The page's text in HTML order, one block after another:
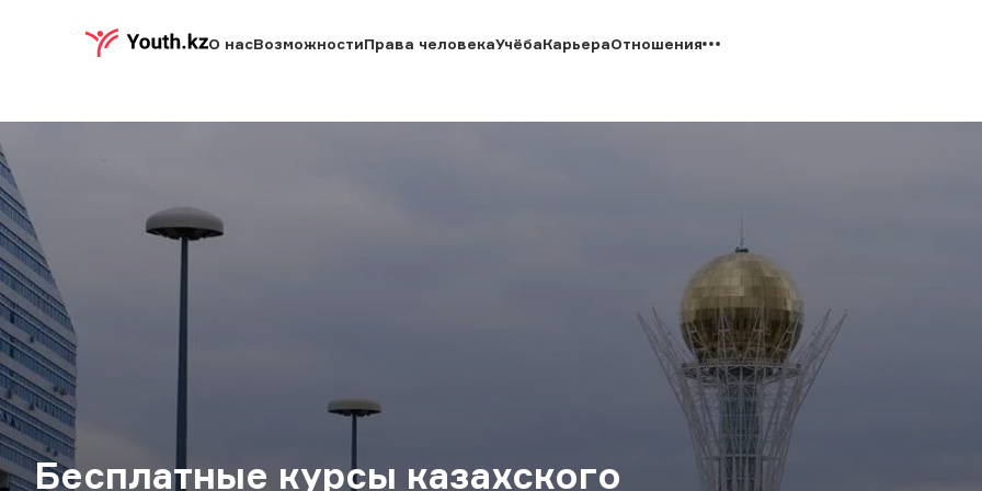
О насВозможностиПрава человекаУчёбаКарьераОтношения
Бесплатные курсы казахского